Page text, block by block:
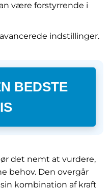
være forstyrrende i
indstillinger.
BEDSTE
det nemt at vurdere,
behov. Den overgår
kombination af kraft